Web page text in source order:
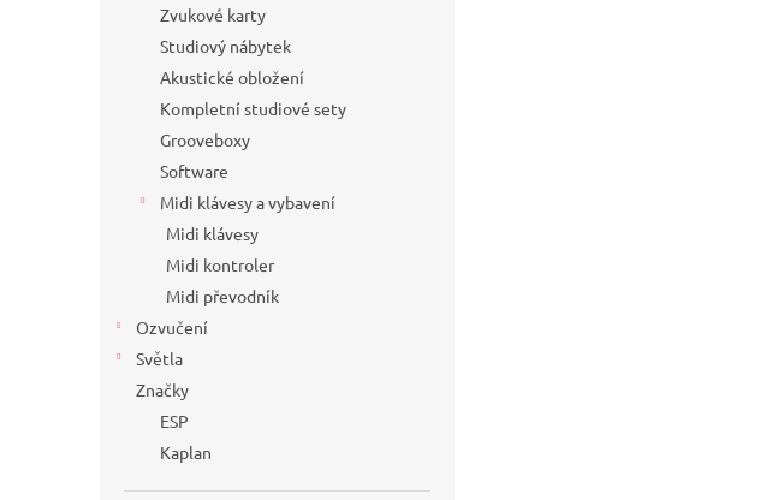
Zvukové karty
Studiový nábytek
Akustické obložení
Kompletní studiové sety
Grooveboxy
Software
Midi klávesy a vybavení
Midi klávesy
Midi kontroler
Midi převodník
Ozvučení
Světla
Značky
ESP
Kaplan